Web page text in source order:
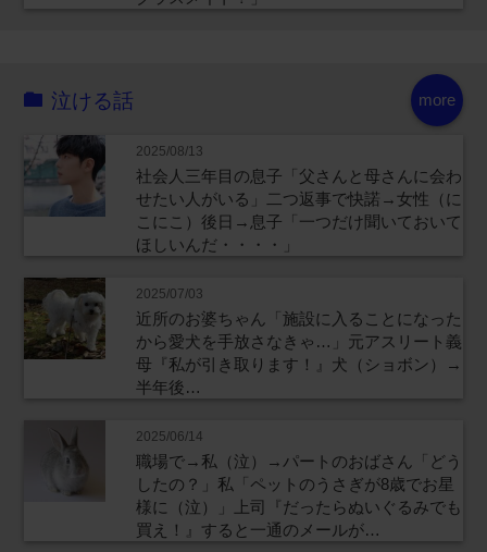
more
泣ける話
2025/08/13
社会人三年目の息子「父さんと母さんに会わ
せたい人がいる」二つ返事で快諾→女性（に
こにこ）後日→息子「一つだけ聞いておいて
ほしいんだ・・・・」
2025/07/03
近所のお婆ちゃん「施設に入ることになった
から愛犬を手放さなきゃ…」元アスリート義
母『私が引き取ります！』犬（ショボン）→
半年後…
2025/06/14
職場で→私（泣）→パートのおばさん「どう
したの？」私「ペットのうさぎが8歳でお星
様に（泣）」上司『だったらぬいぐるみでも
買え！』すると一通のメールが…